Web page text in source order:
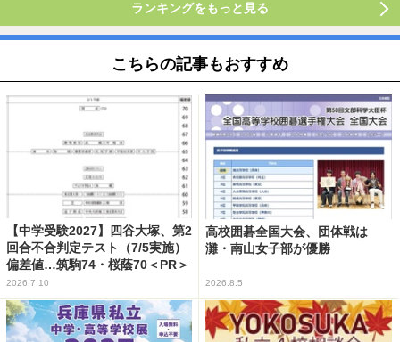
ランキングをもっと見る
こちらの記事もおすすめ
【中学受験2027】四谷大塚、第2
回合不合判定テスト（7/5実施）
偏差値…筑駒74・桜蔭70＜PR＞
2026.7.10
高校囲碁全国大会、団体戦は
灘・南山女子部が優勝
2026.8.5